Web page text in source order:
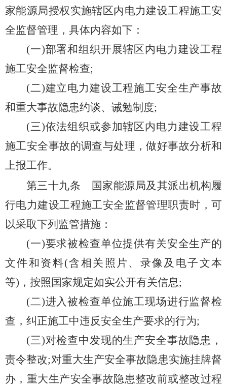
家能源局授权实施辖区内电力建设工程施工安
全监督管理，具体内容如下：
(一)部署和组织开展辖区内电力建设工程
施工安全监督检查;
(二)建立电力建设工程施工安全生产事故
和重大事故隐患约谈、诫勉制度;
(三)依法组织或参加辖区内电力建设工程
施工安全事故的调查与处理，做好事故分析和
上报工作。
第三十九条 国家能源局及其派出机构履
行电力建设工程施工安全监督管理职责时，可
以采取下列监管措施：
(一)要求被检查单位提供有关安全生产的
文件和资料(含相关照片、录像及电子文本
等)，按照国家规定如实公开有关信息;
(二)进入被检查单位施工现场进行监督检
查，纠正施工中违反安全生产要求的行为;
(三)对检查中发现的生产安全事故隐患，
责令整改;对重大生产安全事故隐患实施挂牌督
办，重大生产安全事故隐患整改前或整改过程